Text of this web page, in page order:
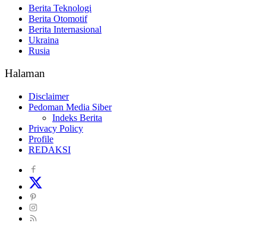
Berita Teknologi
Berita Otomotif
Berita Internasional
Ukraina
Rusia
Halaman
Disclaimer
Pedoman Media Siber
Indeks Berita
Privacy Policy
Profile
REDAKSI